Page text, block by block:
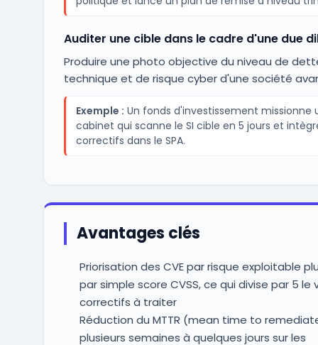
Auditer une cible dans le cadre d'une due
Produire une photo objective du niveau de
technique et de risque cyber d'une société
Exemple : Un fonds d'investissement missionne
cabinet qui scanne le SI cible en 5 jours et
correctifs dans le SPA.
Avantages clés
Priorisation des CVE par risque exploitable
par simple score CVSS, ce qui divise par 5 le
correctifs à traiter
Réduction du MTTR (mean time to
plusieurs semaines à quelques jours sur les